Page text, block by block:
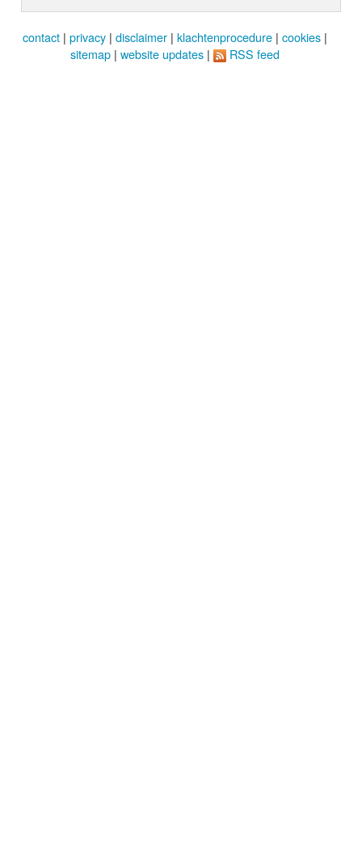
contact | privacy | disclaimer | klachtenprocedure | cookies |
sitemap | website updates | RSS feed